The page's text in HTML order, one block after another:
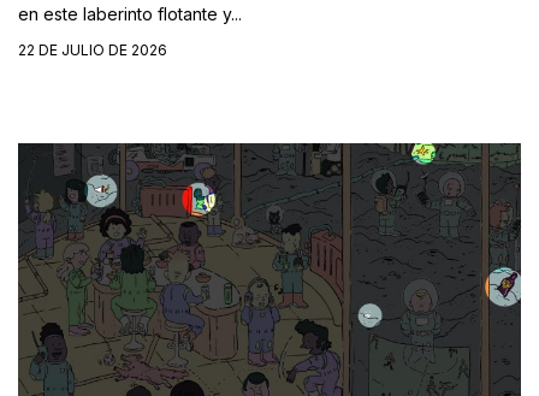
en este laberinto flotante y...
22 DE JULIO DE 2026